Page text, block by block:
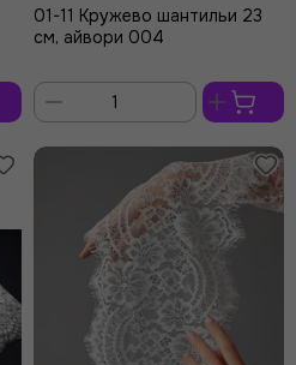
01-11 Кружево шантильи 23
см, айвори 004
корзину